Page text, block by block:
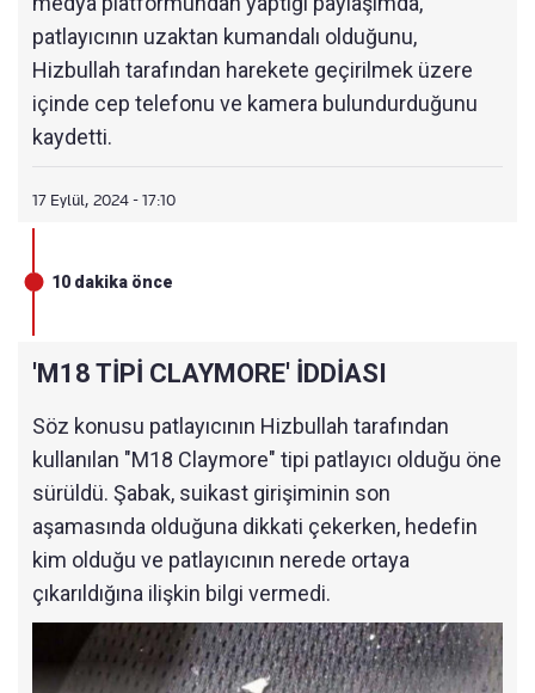
patlayıcının uzaktan kumandalı olduğunu,
Hizbullah tarafından harekete geçirilmek üzere
içinde cep telefonu ve kamera bulundurduğunu
kaydetti.
17 Eylül, 2024 - 17:10
10 dakika önce
'M18 TİPİ CLAYMORE' İDDİASI
Söz konusu patlayıcının Hizbullah tarafından
kullanılan "M18 Claymore" tipi patlayıcı olduğu öne
sürüldü. Şabak, suikast girişiminin son
aşamasında olduğuna dikkati çekerken, hedefin
kim olduğu ve patlayıcının nerede ortaya
çıkarıldığına ilişkin bilgi vermedi.